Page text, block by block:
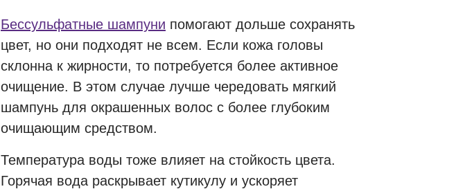
Бессульфатные шампуни помогают дольше сохранять
цвет, но они подходят не всем. Если кожа головы
склонна к жирности, то потребуется более активное
очищение. В этом случае лучше чередовать мягкий
шампунь для окрашенных волос с более глубоким
очищающим средством.
Температура воды тоже влияет на стойкость цвета.
Горячая вода раскрывает кутикулу и ускоряет